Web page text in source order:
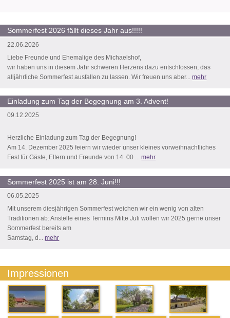
Sommerfest 2026 fällt dieses Jahr aus!!!!!
22.06.2026
Liebe Freunde und Ehemalige des Michaelshof,
wir haben uns in diesem Jahr schweren Herzens dazu entschlossen, das
alljährliche Sommerfest ausfallen zu lassen. Wir freuen uns aber...mehr
Einladung zum Tag der Begegnung am 3. Advent!
09.12.2025
Herzliche Einladung zum Tag der Begegnung!
Am 14. Dezember 2025 feiern wir wieder unser kleines vorweihnachtliches
Fest für Gäste, Eltern und Freunde von 14. 00 ...mehr
Sommerfest 2025 ist am 28. Juni!!!
06.05.2025
Mit unserem diesjährigen Sommerfest weichen wir ein wenig von alten
Traditionen ab: Anstelle eines Termins Mitte Juli wollen wir 2025 gerne unser
Sommerfest bereits am
Samstag, d...mehr
Impressionen